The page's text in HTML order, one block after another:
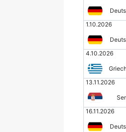
1.10.2026
4.10.2026
13.11.2026
16.11.2026